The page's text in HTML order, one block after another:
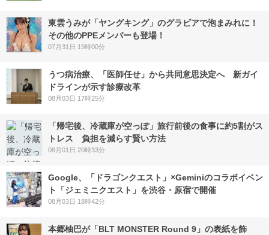
東雲うみが「ヤングキング」のグラビアで泡まみれに！
その他のPPEメンバーも登場！
07月31日 19時00分
うつ病治療、「医師任せ」から共同意思決定へ 新ガイ
ドラインが示す診療改革
08月03日 17時25分
「帰宅後、冷蔵庫が空っぽ」旅行前後の食事に約5割がス
トレス 負担を減らす賢い方法
08月01日 20時33分
Google、「ドラゴンクエスト」×Geminiのコラボイベン
ト「ジェミニクエスト」を渋谷・原宿で開催
08月03日 18時42分
本郷柚巴が「BLT MONSTER Round 9」の表紙を飾